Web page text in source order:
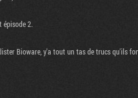
épisode 2.
Bioware, y'a tout un tas de trucs qu'ils